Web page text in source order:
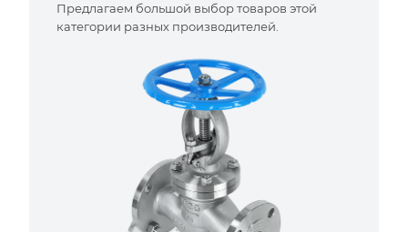
Предлагаем большой выбор товаров этой
категории разных производителей.